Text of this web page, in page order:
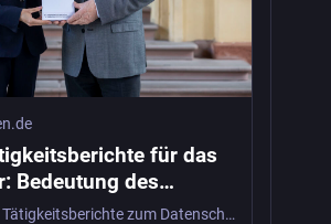
für das
Bedeutung des
nimmt zu
Der HBDI hat seine Tätigkeitsberichte zum Datenschutz und zur Informationsfreiheit vorgestellt und sie an die Präsidentin des Hessischen Landtages, Astrid Wallmann, übergeben.